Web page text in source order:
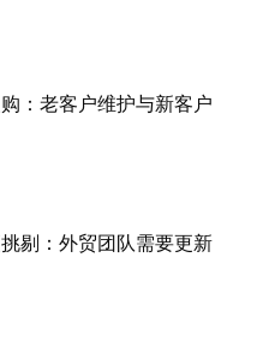
：老客户维护与新客户
剔：外贸团队需要更新